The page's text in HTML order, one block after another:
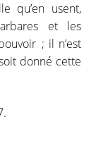
qu’en usent,
et les
; il n’est
donné cette